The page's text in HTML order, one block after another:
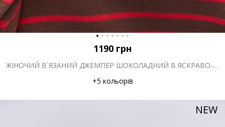
1190 грн
ЖІНОЧИЙ В`ЯЗАНИЙ ДЖЕМПЕР ШОКОЛАДНИЙ В ЯСКРАВО-РОЖЕВУ СМУЖКУ
+5 кольорів
NEW